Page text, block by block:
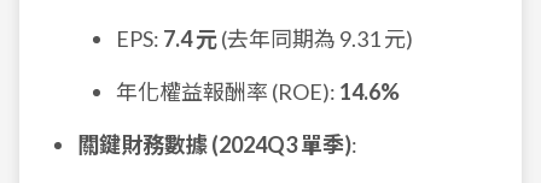
EPS: 7.4 元(去年同期為 9.31 元)
年化權益報酬率 (ROE): 14.6%
關鍵財務數據 (2024Q3 單季):